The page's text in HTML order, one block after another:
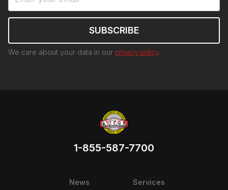
We care about your data in our privacy policy.
1-855-587-7700
News Services